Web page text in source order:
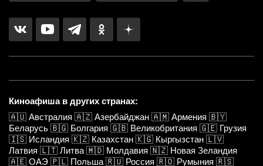
Киноафиша в других странах:
🇦🇺 Австралия 🇦🇿 Азербайджан 🇦🇲 Армения 🇧🇾
Беларусь 🇧🇬 Болгария 🇬🇧 Великобритания 🇬🇪 Грузия
🇮🇸 Исландия 🇰🇿 Казахстан 🇰🇬 Кыргызстан 🇱🇻
Латвия 🇱🇹 Литва 🇲🇩 Молдавия 🇳🇿 Новая Зеландия
🇦🇪 ОАЭ 🇵🇱 Польша 🇷🇺 Россия 🇷🇴 Румыния 🇷🇸